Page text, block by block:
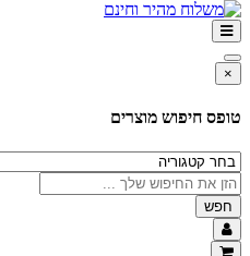
×
טופס חיפוש מוצרים
חפש